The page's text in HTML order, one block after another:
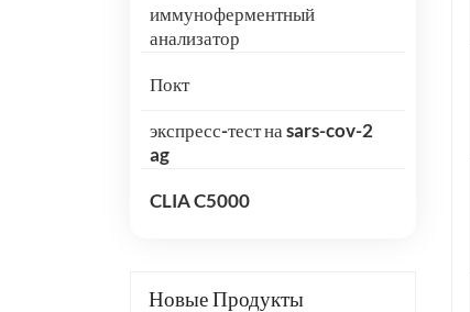
иммуноферментный
анализатор
Покт
экспресс-тест на sars-cov-2
ag
CLIA C5000
Новые Продукты